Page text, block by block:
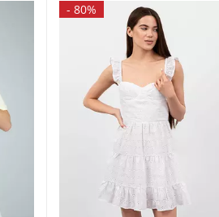
-80%